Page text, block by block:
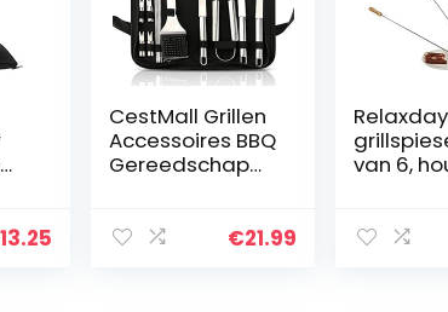
13.25
CestMall Grillen
Accessoires BBQ
Gereedschap
BBQ Grill Tool Kit
€21.99
van 6,
kampvuur,